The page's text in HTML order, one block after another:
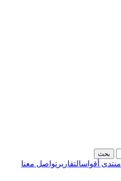
بحث
منتدى أقواسالتقارير تواصل معنا